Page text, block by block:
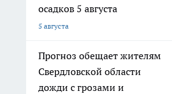
осадков 5 августа
5 августа
Прогноз обещает жителям
Свердловской области
дожди с грозами и